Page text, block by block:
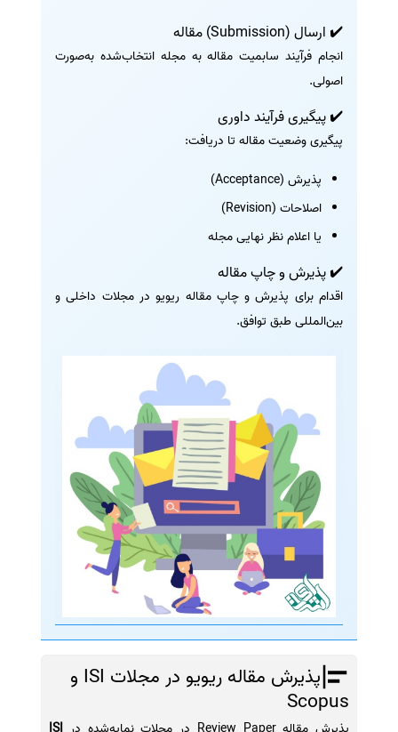
✔️ ارسال (Submission) مقاله
انجام فرآیند سابمیت مقاله به مجله انتخاب‌شده به‌صورت
اصولی.
✔️ پیگیری فرآیند داوری
پیگیری وضعیت مقاله تا دریافت:
پذیرش (Acceptance)
اصلاحات (Revision)
یا اعلام نظر نهایی مجله
✔️ پذیرش و چاپ مقاله
اقدام برای پذیرش و چاپ مقاله ریویو در مجلات داخلی و
بین‌المللی طبق توافق.
پذیرش مقاله ریویو در مجلات ISI و
Scopus